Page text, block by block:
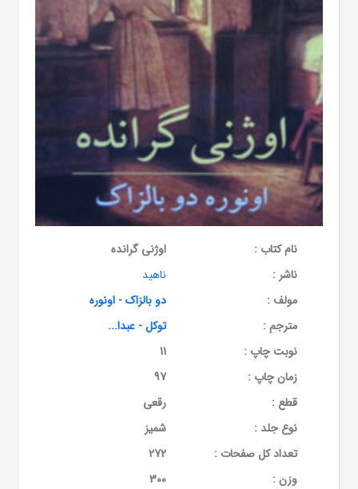
نام کتاب :
اوژنی گرانده
ناشر :
ناهید
مولف :
دو بالزاک - اونوره
مترجم :
توکل - عبدا...
نوبت چاپ :
11
زمان چاپ :
97
قطع :
رقعی
نوع جلد :
شمیز
تعداد کل صفحات :
272
وزن :
300